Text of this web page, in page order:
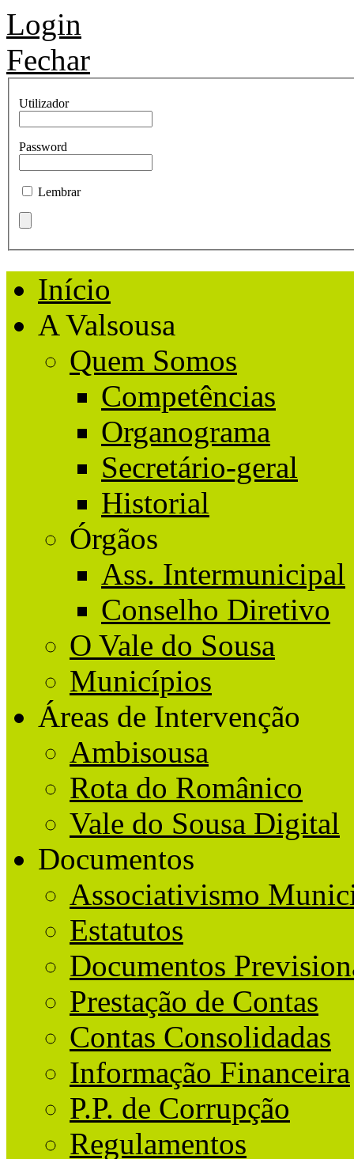
Login
Fechar
Utilizador
Password
Lembrar
Início
A Valsousa
Quem Somos
Competências
Organograma
Secretário-geral
Historial
Órgãos
Ass. Intermunicipal
Conselho Diretivo
O Vale do Sousa
Municípios
Áreas de Intervenção
Ambisousa
Rota do Românico
Vale do Sousa Digital
Documentos
Associativismo
Estatutos
Documentos
Prestação de Contas
Contas Consolidadas
Informação Financeira
P.P. de Corrupção
Regulamentos